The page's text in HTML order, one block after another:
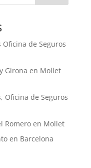
de Seguros
Girona en Mollet
Oficina de Seguros
Romero en Mollet
en Barcelona